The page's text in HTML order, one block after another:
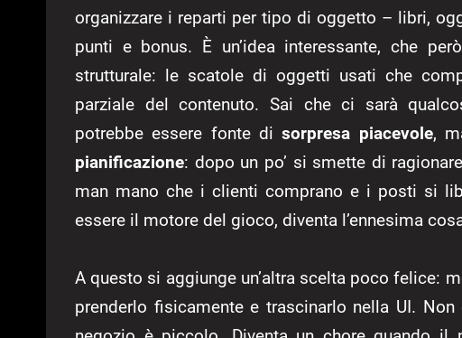
organizzare i reparti per tipo di oggetto – libri,
punti e bonus. È un’idea interessante, che
strutturale: le scatole di oggetti usati che
parziale del contenuto. Sai che ci sarà
potrebbe essere fonte disorpresa piacevole,
pianificazione: dopo un po’ si smette di
man mano che i clienti comprano e i posti si
essere il motore del gioco, diventa l’ennesima
A questo si aggiunge un’altra scelta poco felice:
prenderlo fisicamente e trascinarlo nella UI.